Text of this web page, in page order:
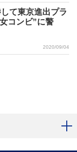
て東京進出プラ
コンビ”に警
2020/09/04